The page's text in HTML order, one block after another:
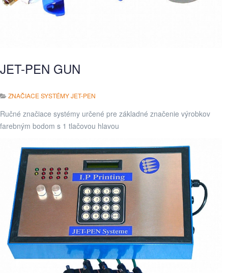
JET-PEN GUN
ZNAČIACE SYSTÉMY JET-PEN
Ručné značiace systémy určené pre základné značenie výrobkov
farebným bodom s 1 tlačovou hlavou